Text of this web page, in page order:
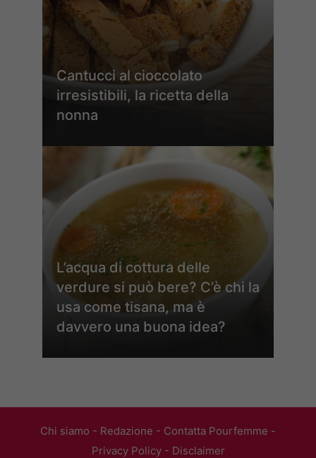
Cantucci al cioccolato
irresistibili, la ricetta della
nonna
L’acqua di cottura delle
verdure si può bere? C’è chi la
usa come tisana, ma è
davvero una buona idea?
Chi siamo - Redazione - Contatta Pourfemme -
Privacy Policy- Disclaimer